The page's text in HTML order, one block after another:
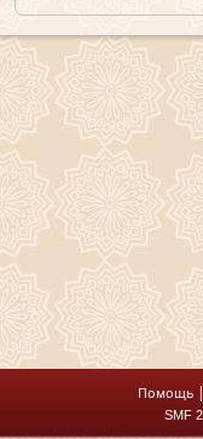
Помощь |
SMF